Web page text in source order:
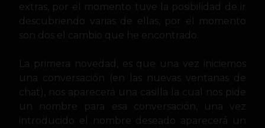
extras, por el momento tuve la posibilidad de ir
descubriendo varias de ellas, por el momento
son dos el cambio que he encontrado.
La primera novedad, es que una vez iniciemos
una conversación (en las nuevas ventanas de
chat), nos aparecerá una casilla la cual nos pide
un nombre para esa conversación, una vez
introducido el nombre deseado aparecerá un